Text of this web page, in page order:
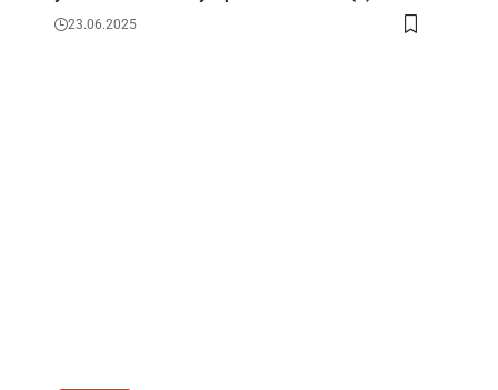
23.06.2025